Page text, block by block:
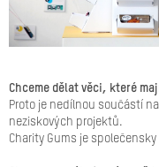
Chceme dělat věci, které
Proto je nedílnou součástí
neziskových projektů.
Charity Gums je